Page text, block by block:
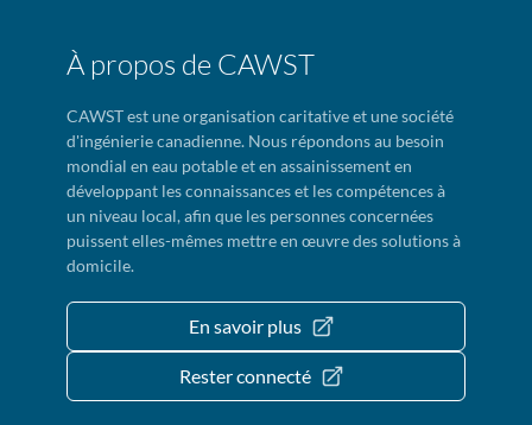
À propos de CAWST
CAWST est une organisation caritative et une société
d'ingénierie canadienne. Nous répondons au besoin
mondial en eau potable et en assainissement en
développant les connaissances et les compétences à
un niveau local, afin que les personnes concernées
puissent elles-mêmes mettre en œuvre des solutions à
domicile.
En savoir plus
Rester connecté